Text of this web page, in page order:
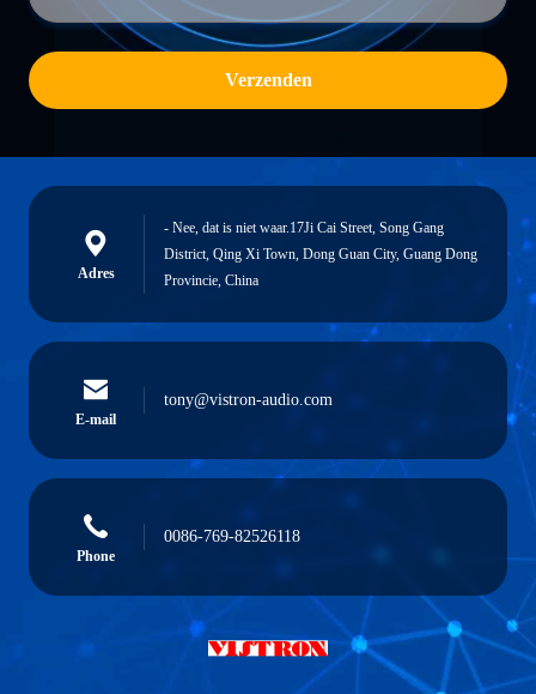
Verzenden
Adres
- Nee, dat is niet waar.17Ji Cai Street, Song Gang
District, Qing Xi Town, Dong Guan City, Guang Dong
Provincie, China
E-mail
tony@vistron-audio.com
Phone
0086-769-82526118